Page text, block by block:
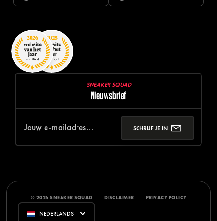
SNEAKER SQUAD
Nieuwsbrief
SCHRIJF JE IN
© 2026 SNEAKER SQUAD DISCLAIMER PRIVACY POLICY
NEDERLANDS